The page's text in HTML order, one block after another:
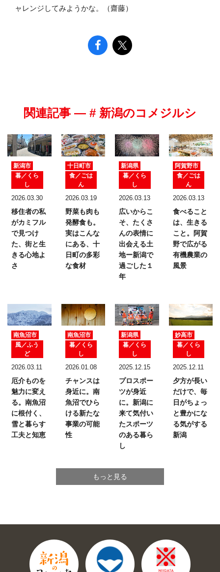
ャレンジしてみようかな。（齋藤）
関連記事 — # 新潟のコメジルシ
新潟市
暮／くら
し
2026.03.30
移住者の私
がカミフル
で見つけ
た、 街と生
きる心地よ
さ
十日町市
食／ごは
ん
2026.03.19
野菜も肉も
発酵食も。
実はこんな
にある、十
日町の多彩
な食材
新潟県
暮／くら
し
2026.03.13
広いからこ
そ、たくさ
んの表情に
出会える土
地ー新潟で
過ごした１
年
阿賀野市
食／ごは
ん
2026.03.13
食べること
は、生きる
こと。
阿賀
野で広がる
有機農業の
風景
南魚沼市
風／ふう
ど
2026.03.11
厄介ものを
魅力に変え
る。 南魚沼
に根付く、
雪と暮らす
工夫と知恵
南魚沼市
暮／くら
し
2026.01.08
チャンスは
身近に。 南
魚沼でひら
ける新たな
事業の可能
性
新潟県
暮／くら
し
2025.12.15
プロスポー
ツが身近
に。 新潟に
来て気付い
たスポーツ
のある暮ら
し
妙高市
暮／くら
し
2025.12.11
夕方が長い
だけで、 毎
日がちょっ
と豊かにな
る気がする
新潟
もっと見る